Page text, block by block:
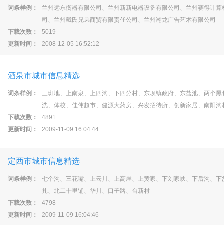
词条样例：
兰州远东衡器有限公司、兰州新新电器设备有限公司、兰州赛得计
司、兰州戴氏兄弟商贸有限责任公司、兰州瀚龙广告艺术有限公司
下载次数：
5019
更新时间：
2008-12-05 16:52:12
酒泉市城市信息精选
词条样例：
三班地、上南泉、上四沟、下四分村、东坝镇政府、东盐池、两个
洗、体校、佳伟超市、健源大药房、兴发招待所、创新家居、南阳沟
下载次数：
4891
更新时间：
2009-11-09 16:04:44
定西市城市信息精选
词条样例：
七个沟、三花嘴、上云川、上高崖、上黄家、下刘家峡、下后沟、
扎、北二十里铺、华川、口子路、台新村
下载次数：
4798
更新时间：
2009-11-09 16:04:46